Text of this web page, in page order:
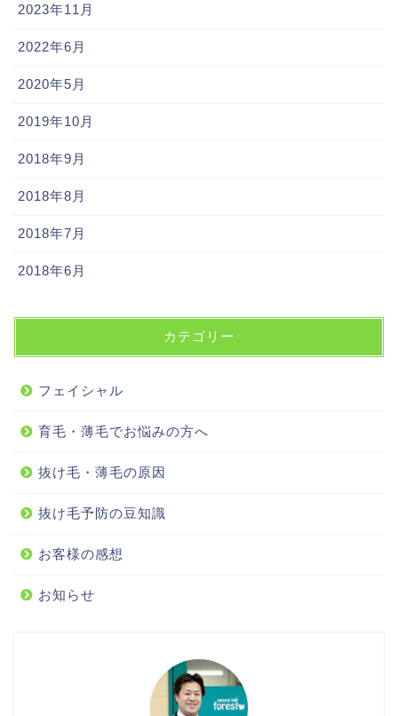
2023年11月
2022年6月
2020年5月
2019年10月
2018年9月
2018年8月
2018年7月
2018年6月
カテゴリー
フェイシャル
育毛・薄毛でお悩みの方へ
抜け毛・薄毛の原因
抜け毛予防の豆知識
お客様の感想
お知らせ